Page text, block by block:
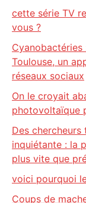
cette série TV
vous ?
Cyanobactéries
Toulouse, un
réseaux sociaux
On le croyait
photovoltaïque
Des
inquiétante : la
plus vite que
voici pourquoi
Coups de